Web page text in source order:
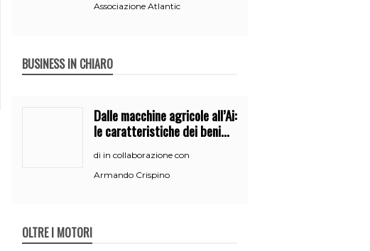
Associazione Atlantic
BUSINESS IN CHIARO
Dalle macchine agricole all’Ai:
le caratteristiche dei beni
all’iperammortamento
di in collaborazione con
Armando Crispino
OLTRE I MOTORI